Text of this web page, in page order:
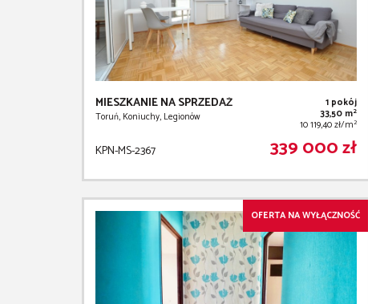
MIESZKANIE NA SPRZEDAŻ
Toruń, Koniuchy, Legionów
1 pokój
33,50 m2
10 119,40 zł/m2
KPN-MS-2367 339 000 zł
OFERTA NA WYŁĄCZNOŚĆ